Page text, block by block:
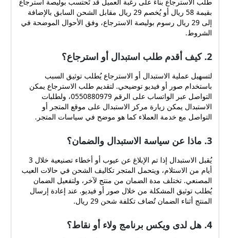
بقيمة 58 ريال أو يُخصم 29 ريال مقابل الشحن السابق بالإضافة
إلى 29 ريال رسوم بوليصة الاسترجاع، وفق الأحوال الموضحة في
الشروط.
2. كيف أقدم طلب استبدال أو استرجاع؟
لتسهيل عملية الاستبدال أو الاسترجاع يُطلب توثيق السبب
باستخدام صور أو فيديو توضيحي. لتقديم طلب الاسترجاع يمكن
التواصل عبر الواتساب على الرقم 0550880979، ولطلبات
الاستبدال يمكن زيارة مركز الاستبدال على موقع المتجر أو
التواصل مع خدمة العملاء كما هو موضح في سياسات المتجر.
3. ماذا عن سياسة الاستبدال والضمان؟
يُقبل الاستبدال إذا تم الإبلاغ عن عيوب أو أخطاء تصنيعية خلال 3
أيام من الاستلام، ويتحمل المتجر تكاليف الشحن في حالات العيب
المصنعي. تختلف مدة الضمان من منتج لآخر، ولتفعيل الضمان
يُطلب توثيق المشكلة من خلال صور أو فيديو. عند إعادة إرسال
المنتج أثناء الضمان تُضاف تكلفة شحن 29 ريال.
4. هل لدى ويكس برنامج ولاء أو نقاط؟